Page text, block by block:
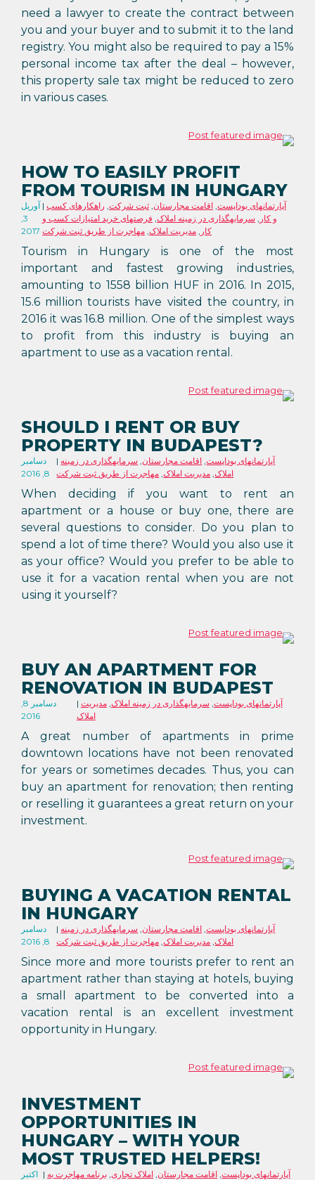
need a lawyer to create the contract between
you and your buyer and to submit it to the land
registry. You might also be required to pay a 15%
personal income tax after the deal – however,
this property sale tax might be reduced to zero
in various cases.
HOW TO EASILY PROFIT
FROM TOURISM IN HUNGARY
آوریل
3,
2017
آپارتمانهای بوداپست, اقامت مجارستان, ثبت شرکت, راهکارهای کسب
و کار , سرمایهگذاری در زمینه املاک, فرصتهای خرید امتیازات کسب و
کار , مدیریت املاک, مهاجرت از طریق ثبت شرکت
Tourism in Hungary is one of the most
important and fastest growing industries,
amounting to 1558 billion HUF in 2016. In 2015,
15.6 million tourists have visited the country, in
2016 it was 16.8 million. One of the simplest ways
to profit from this industry is buying an
apartment to use as a vacation rental.
SHOULD I RENT OR BUY
PROPERTY IN BUDAPEST?
دسامبر
8, 2016
آپارتمانهای بوداپست, اقامت مجارستان, سرمایهگذاری در زمینه
املاک, مدیریت املاک, مهاجرت از طریق ثبت شرکت
When deciding if you want to rent an
apartment or a house or buy one, there are
several questions to consider. Do you plan to
spend a lot of time there? Would you also use it
as your office? Would you prefer to be able to
use it for a vacation rental when you are not
using it yourself?
BUY AN APARTMENT FOR
RENOVATION IN BUDAPEST
دسامبر 8,
2016
آپارتمانهای بوداپست, سرمایهگذاری در زمینه املاک,مدیریت
املاک
A great number of apartments in prime
downtown locations have not been renovated
for years or sometimes decades. Thus, you can
buy an apartment for renovation; then renting
or reselling it guarantees a great return on your
investment.
BUYING A VACATION RENTAL
IN HUNGARY
دسامبر
8, 2016
آپارتمانهای بوداپست, اقامت مجارستان, سرمایهگذاری در زمینه
املاک, مدیریت املاک, مهاجرت از طریق ثبت شرکت
Since more and more tourists prefer to rent an
apartment rather than staying at hotels, buying
a small apartment to be converted into a
vacation rental is an excellent investment
opportunity in Hungary.
INVESTMENT
OPPORTUNITIES IN
HUNGARY – WITH YOUR
MOST TRUSTED HELPERS!
اکتبر
آپارتمانهای بوداپست, اقامت مجارستان, املاک تجاری, برنامه مهاجرت به